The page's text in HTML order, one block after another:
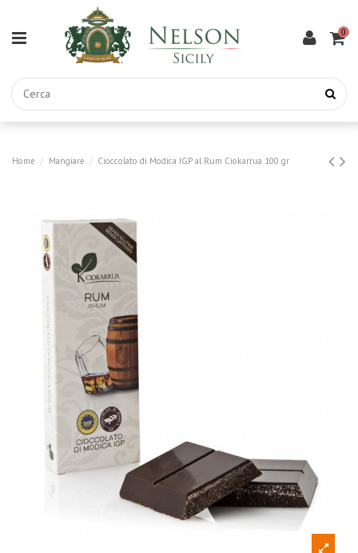
0
Home Mangiare Cioccolato di Modica IGP al Rum Ciokarrua 100 gr